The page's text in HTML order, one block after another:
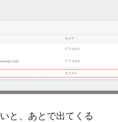
と、あとで出てくる